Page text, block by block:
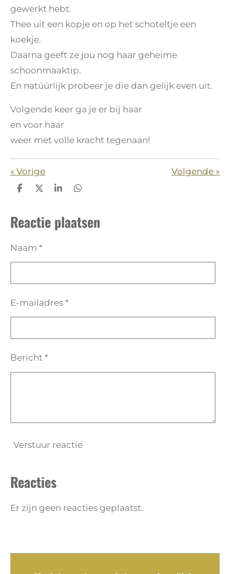
gewerkt hebt.
Thee uit een kopje en op het schoteltje een
koekje.
Daarna geeft ze jou nog haar geheime
schoonmaaktip.
En natúúrlijk probeer je die dan gelijk even uit.
Volgende keer ga je er bij haar
en voor haar
weer met volle kracht tegenaan!
« Vorige Volgende »
D
e
n
D
l
S
r
e
D
e
n
Reactie plaatsen
Naam *
E-mailadres *
Bericht *
Verstuur reactie
Reacties
Er zijn geen reacties geplaatst.